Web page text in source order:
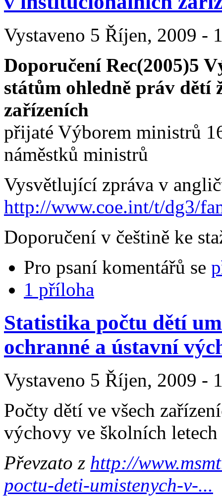
Vystaveno 5 Říjen, 2009 -
Doporučení Rec(2005)5
státům ohledně práv
zařízeních
přijaté Výborem ministrů
náměstků ministrů
Vysvětlující zpráva v
http://www.coe.int/t/dg3/
Doporučení v češtině ke
Pro psaní komentářů se
1 příloha
Statistika počtu dětí
ochranné a ústavní
Vystaveno 5 Říjen, 2009 -
Počty dětí ve všech
výchovy ve školních
Převzato z http://
poctu-deti-umistenych-v-...